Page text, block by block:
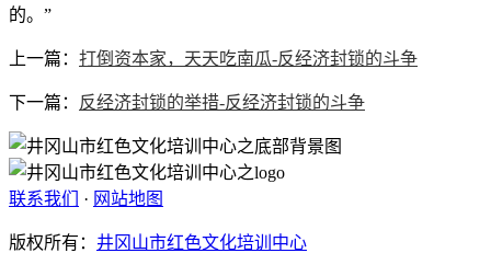
的。”
上一篇： 打倒资本家，天天吃南瓜-反经济封锁的斗争
下一篇： 反经济封锁的举措-反经济封锁的斗争
联系我们 · 网站地图
版权所有： 井冈山市红色文化培训中心